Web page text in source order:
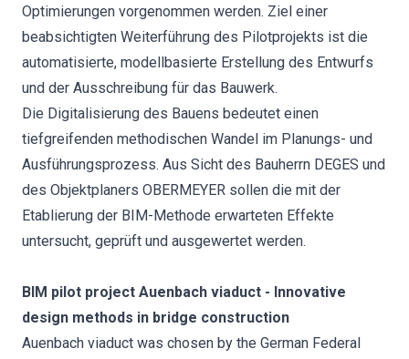
Optimierungen vorgenommen werden. Ziel einer
beabsichtigten Weiterführung des Pilotprojekts ist die
automatisierte, modellbasierte Erstellung des Entwurfs
und der Ausschreibung für das Bauwerk.
Die Digitalisierung des Bauens bedeutet einen
tiefgreifenden methodischen Wandel im Planungs- und
Ausführungsprozess. Aus Sicht des Bauherrn DEGES und
des Objektplaners OBERMEYER sollen die mit der
Etablierung der BIM-Methode erwarteten Effekte
untersucht, geprüft und ausgewertet werden.
BIM pilot project Auenbach viaduct - Innovative
design methods in bridge construction
Auenbach viaduct was chosen by the German Federal